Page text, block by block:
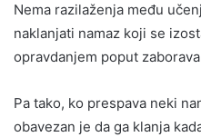
Nema razilaženja među
naklanjati namaz koji se
opravdanjem poput
Pa tako, ko prespava neki
obavezan je da ga klanja